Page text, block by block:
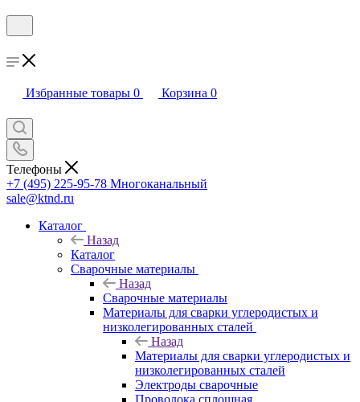
Избранные товары 0 Корзина 0
Телефоны
+7 (495) 225-95-78 Многоканальный
sale@ktnd.ru
Каталог
Назад
Каталог
Сварочные материалы
Назад
Сварочные материалы
Материалы для сварки углеродистых и
низколегированных сталей
Назад
Материалы для сварки углеродистых и
низколегированных сталей
Электроды сварочные
Проволока сплошная